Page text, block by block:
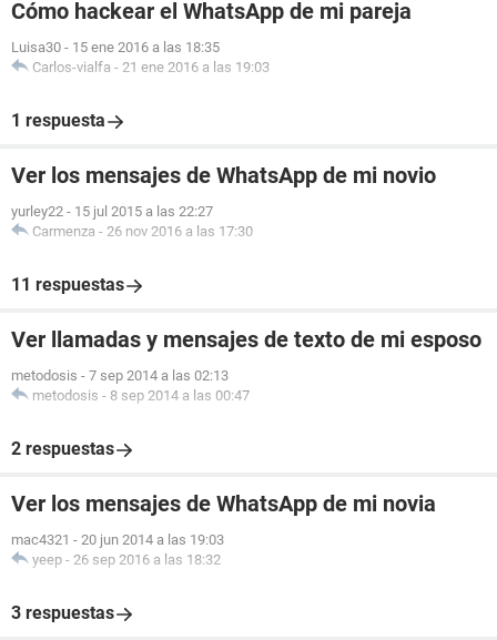
Cómo hackear el WhatsApp de mi pareja
Luisa30 - 15 ene 2016 a las 18:35
Carlos-vialfa - 21 ene 2016 a las 19:03
1 respuesta
Ver los mensajes de WhatsApp de mi novio
yurley22 - 15 jul 2015 a las 22:27
Carmenza - 26 nov 2016 a las 17:30
11 respuestas
Ver llamadas y mensajes de texto de mi esposo
metodosis - 7 sep 2014 a las 02:13
metodosis - 8 sep 2014 a las 00:47
2 respuestas
Ver los mensajes de WhatsApp de mi novia
mac4321 - 20 jun 2014 a las 19:03
yeep - 26 sep 2016 a las 18:32
3 respuestas